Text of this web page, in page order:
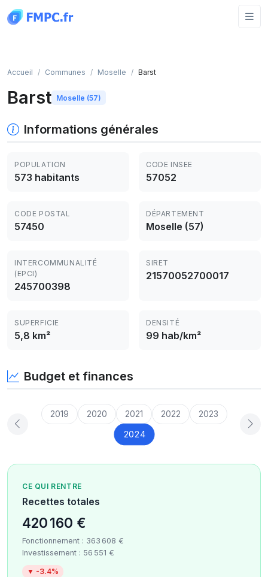
Accueil Communes Moselle Barst
Barst Moselle (57)
Informations générales
POPULATION
573 habitants
CODE INSEE
57052
CODE POSTAL
57450
DÉPARTEMENT
Moselle (57)
INTERCOMMUNALITÉ
(EPCI)
245700398
SIRET
21570052700017
SUPERFICIE
5,8 km²
DENSITÉ
99 hab/km²
Budget et finances
2019 2020 2021 2022 2023
2024
CE QUI RENTRE
Recettes totales
420 160 €
Fonctionnement : 363 608 €
Investissement : 56 551 €
▼ -3.4%
Panneau de gestion des cookies